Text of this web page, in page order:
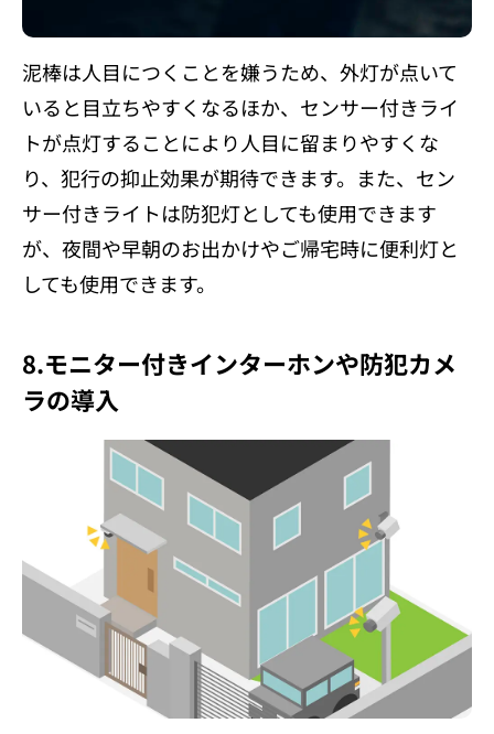
泥棒は人目につくことを嫌うため、外灯が点いて
いると目立ちやすくなるほか、センサー付きライ
トが点灯することにより人目に留まりやすくな
り、犯行の抑止効果が期待できます。また、セン
サー付きライトは防犯灯としても使用できます
が、夜間や早朝のお出かけやご帰宅時に便利灯と
しても使用できます。
8.モニター付きインターホンや防犯カメ
ラの導入